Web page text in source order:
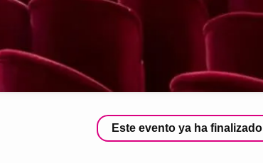
Este evento ya ha finalizado